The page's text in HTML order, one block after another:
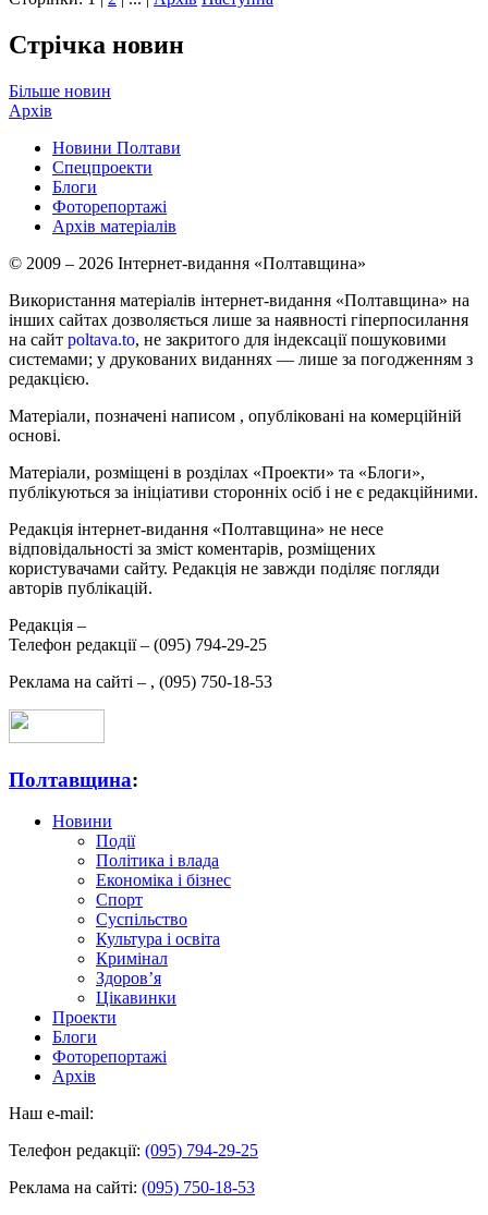
Стрічка новин
Більше новин
Архів
Новини Полтави
Спецпроекти
Блоги
Фоторепортажі
Архів матеріалів
© 2009 – 2026 Інтернет-видання «Полтавщина»
Використання матеріалів інтернет-видання «Полтавщина» на
інших сайтах дозволяється лише за наявності гіперпосилання
на сайт poltava.to, не закритого для індексації пошуковими
системами; у друкованих виданнях — лише за погодженням з
редакцією.
Матеріали, позначені написом , опубліковані на комерційній
основі.
Матеріали, розміщені в розділах «Проекти» та «Блоги»,
публікуються за ініціативи сторонніх осіб і не є редакційними.
Редакція інтернет-видання «Полтавщина» не несе
відповідальності за зміст коментарів, розміщених
користувачами сайту. Редакція не завжди поділяє погляди
авторів публікацій.
Редакція –
Телефон редакції – (095) 794-29-25
Реклама на сайті – , (095) 750-18-53
Полтавщина:
Новини
Події
Політика і влада
Економіка і бізнес
Спорт
Суспільство
Культура і освіта
Кримінал
Здоров’я
Цікавинки
Проекти
Блоги
Фоторепортажі
Архів
Наш e-mail:
Телефон редакції: (095) 794-29-25
Реклама на сайті: (095) 750-18-53